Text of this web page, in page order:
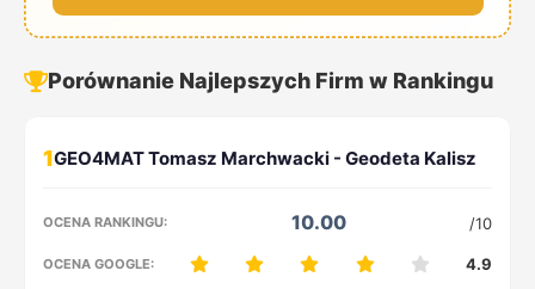
Porównanie Najlepszych Firm w Rankingu
1
10.00 /10
4.9